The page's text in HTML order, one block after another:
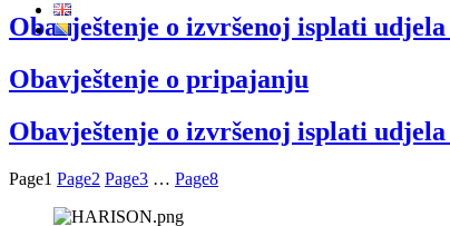
Obavještenje o izvršenoj isplati
Obavještenje o pripajanju
Obavještenje o izvršenoj isplati
Page1 Page2 Page3 … Page8